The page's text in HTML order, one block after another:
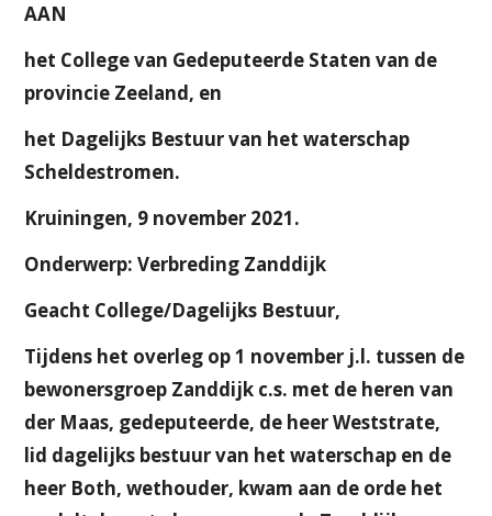
AAN
het College van Gedeputeerde Staten van de
provincie Zeeland, en
het Dagelijks Bestuur van het waterschap
Scheldestromen.
Kruiningen, 9 november 2021.
Onderwerp: Verbreding Zanddijk
Geacht College/Dagelijks Bestuur,
Tijdens het overleg op 1 november j.l. tussen de
bewonersgroep Zanddijk c.s. met de heren van
der Maas, gedeputeerde, de heer Weststrate,
lid dagelijks bestuur van het waterschap en de
heer Both, wethouder, kwam aan de orde het